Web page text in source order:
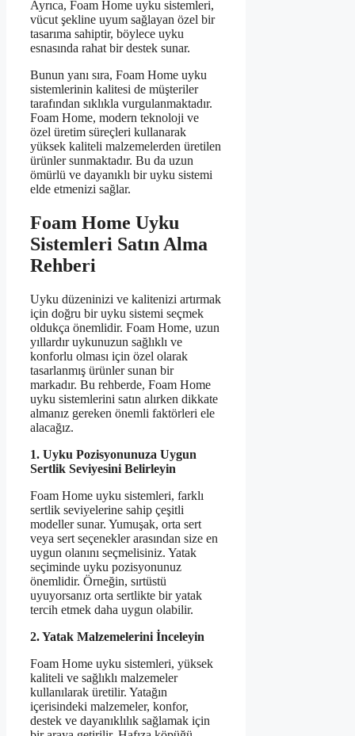
Ayrıca, Foam Home uyku sistemleri,
vücut şekline uyum sağlayan özel bir
tasarıma sahiptir, böylece uyku
esnasında rahat bir destek sunar.
Bunun yanı sıra, Foam Home uyku
sistemlerinin kalitesi de müşteriler
tarafından sıklıkla vurgulanmaktadır.
Foam Home, modern teknoloji ve
özel üretim süreçleri kullanarak
yüksek kaliteli malzemelerden üretilen
ürünler sunmaktadır. Bu da uzun
ömürlü ve dayanıklı bir uyku sistemi
elde etmenizi sağlar.
Foam Home Uyku
Sistemleri Satın Alma
Rehberi
Uyku düzeninizi ve kalitenizi artırmak
için doğru bir uyku sistemi seçmek
oldukça önemlidir. Foam Home, uzun
yıllardır uykunuzun sağlıklı ve
konforlu olması için özel olarak
tasarlanmış ürünler sunan bir
markadır. Bu rehberde, Foam Home
uyku sistemlerini satın alırken dikkate
almanız gereken önemli faktörleri ele
alacağız.
1. Uyku Pozisyonunuza Uygun
Sertlik Seviyesini Belirleyin
Foam Home uyku sistemleri, farklı
sertlik seviyelerine sahip çeşitli
modeller sunar. Yumuşak, orta sert
veya sert seçenekler arasından size en
uygun olanını seçmelisiniz. Yatak
seçiminde uyku pozisyonunuz
önemlidir. Örneğin, sırtüstü
uyuyorsanız orta sertlikte bir yatak
tercih etmek daha uygun olabilir.
2. Yatak Malzemelerini İnceleyin
Foam Home uyku sistemleri, yüksek
kaliteli ve sağlıklı malzemeler
kullanılarak üretilir. Yatağın
içerisindeki malzemeler, konfor,
destek ve dayanıklılık sağlamak için